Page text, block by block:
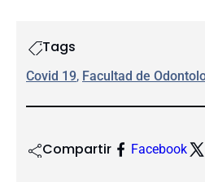
Tags
Covid 19, Facultad de
Compartir Facebook